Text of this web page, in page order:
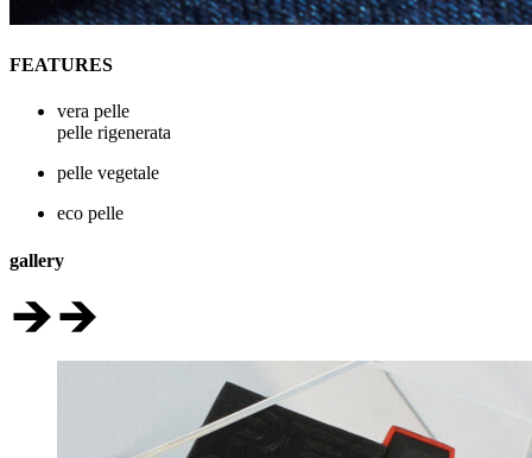
FEATURES
vera pelle
pelle rigenerata
pelle vegetale
eco pelle
gallery